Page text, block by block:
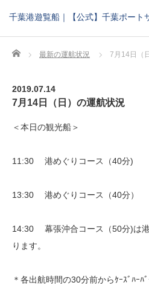
千葉港遊覧船｜【公式】千葉ポート
Home 最新の運航状況 7月14日（
2019.07.14
7月14日（日）の運航状況
＜本日の観光船＞
11:30 港めぐりコース（40分)
13:30 港めぐりコース（40分）
14:30 幕張沖合コース（50分)は
ります。
＊各出航時間の30分前からｹｰｽﾞﾊｰﾊ